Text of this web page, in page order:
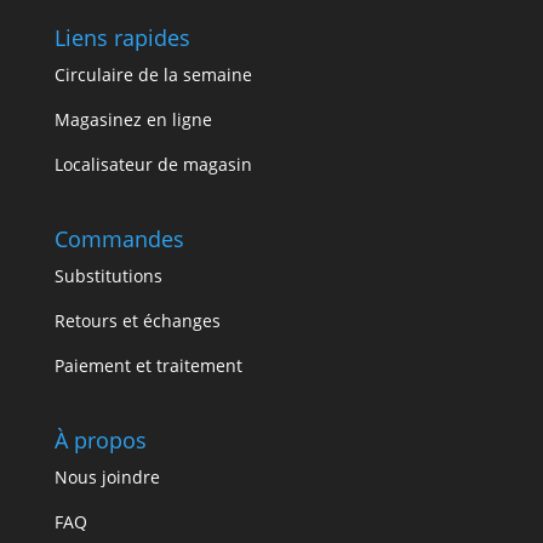
Liens rapides
Circulaire de la semaine
Magasinez en ligne
Localisateur de magasin
Commandes
Substitutions
Retours et échanges
Paiement et traitement
À propos
Nous joindre
FAQ